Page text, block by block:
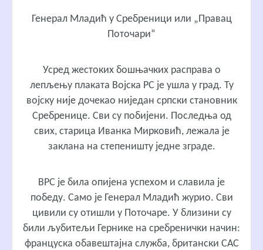
Генерал Младић у Сребреници или „Правац
Поточари“
Усред жестоких бошњачких расправа о
лепљењу плаката Војска РС је ушла у град. Ту
војску није дочекао ниједан српски становник
Сребренице. Сви су побијени. Последња од
свих, старица Иванка Мирковић, лежала је
заклана на степеништу једне зграде.
ВРС је била опијена успехом и славила је
победу. Само је Генерал Младић журио. Сви
цивили су отишли у Поточаре. У близини су
били љубитељи Гернике на сребренички начин:
француска обавештајна служба, британски САС